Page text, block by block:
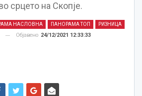
срцето на Скопје.
НАСЛОВНА ПАНОРАМА ТОП РИЗНИЦА
Објавено 24/12/2021 12:33:33